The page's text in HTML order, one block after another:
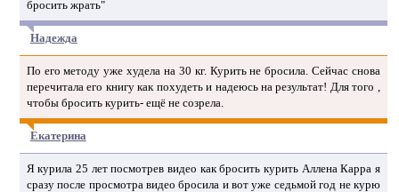
бросить жрать"
Надежда
По его методу уже худела на 30 кг. Курить не бросила. Сейчас снова
перечитала его книгу как похудеть и надеюсь на результат! Для того ,
чтобы бросить курить- ещё не созрела.
Екатерина
Я курила 25 лет посмотрев видео как бросить курить Аллена Карра я
сразу после просмотра видео бросила и вот уже седьмой год не курю